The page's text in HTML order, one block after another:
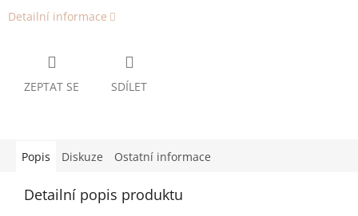
Detailní informace
ZEPTAT SE SDÍLET
Popis Diskuze Ostatní informace
Detailní popis produktu